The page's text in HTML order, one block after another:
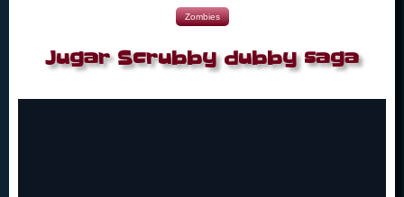
Zombies
Jugar Scrubby dubby saga